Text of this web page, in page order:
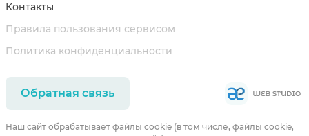
Контакты
Правила пользования сервисом
Политика конфиденциальности
Обратная связь
Наш сайт обрабатывает файлы cookie (в том числе, файлы cookie,